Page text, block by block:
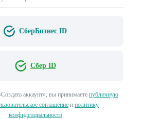
СберБизнес ID
Сбер ID
аккаунт», вы принимаете публичную
соглашение и политику
конфиденциальности